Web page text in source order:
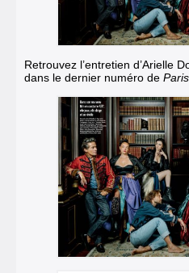
Retrouvez l’entretien d’Arielle
dans le dernier numéro de